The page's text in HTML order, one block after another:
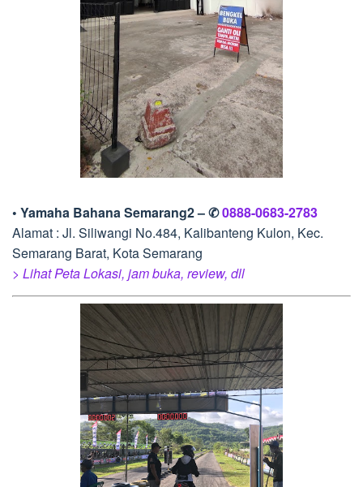
• Yamaha Bahana Semarang2 – ✆0888-0683-2783
Alamat : Jl. Siliwangi No.484, Kalibanteng Kulon, Kec.
Semarang Barat, Kota Semarang
> Lihat Peta Lokasi, jam buka, review, dll